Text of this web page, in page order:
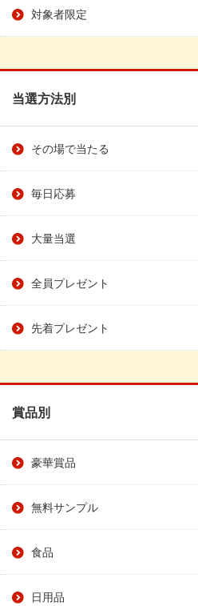
対象者限定
当選方法別
その場で当たる
毎日応募
大量当選
全員プレゼント
先着プレゼント
賞品別
豪華賞品
無料サンプル
食品
日用品